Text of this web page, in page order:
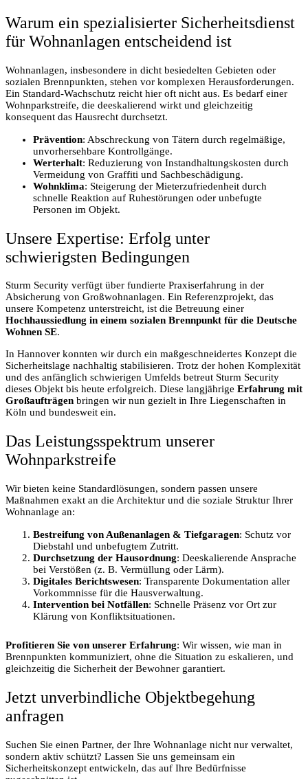
Warum ein spezialisierter Sicherheitsdienst
für Wohnanlagen entscheidend ist
Wohnanlagen, insbesondere in dicht besiedelten Gebieten oder
sozialen Brennpunkten, stehen vor komplexen Herausforderungen.
Ein Standard-Wachschutz reicht hier oft nicht aus. Es bedarf einer
Wohnparkstreife, die deeskalierend wirkt und gleichzeitig
konsequent das Hausrecht durchsetzt.
Prävention: Abschreckung von Tätern durch regelmäßige,
unvorhersehbare Kontrollgänge.
Werterhalt: Reduzierung von Instandhaltungskosten durch
Vermeidung von Graffiti und Sachbeschädigung.
Wohnklima: Steigerung der Mieterzufriedenheit durch
schnelle Reaktion auf Ruhestörungen oder unbefugte
Personen im Objekt.
Unsere Expertise: Erfolg unter
schwierigsten Bedingungen
Sturm Security verfügt über fundierte Praxiserfahrung in der
Absicherung von Großwohnanlagen. Ein Referenzprojekt, das
unsere Kompetenz unterstreicht, ist die Betreuung einer
Hochhaussiedlung in einem sozialen Brennpunkt für die Deutsche
Wohnen SE.
In Hannover konnten wir durch ein maßgeschneidertes Konzept die
Sicherheitslage nachhaltig stabilisieren. Trotz der hohen Komplexität
und des anfänglich schwierigen Umfelds betreut Sturm Security
dieses Objekt bis heute erfolgreich. Diese langjährige Erfahrung mit
Großaufträgen bringen wir nun gezielt in Ihre Liegenschaften in
Köln und bundesweit ein.
Das Leistungsspektrum unserer
Wohnparkstreife
Wir bieten keine Standardlösungen, sondern passen unsere
Maßnahmen exakt an die Architektur und die soziale Struktur Ihrer
Wohnanlage an:
Bestreifung von Außenanlagen & Tiefgaragen: Schutz vor
Diebstahl und unbefugtem Zutritt.
Durchsetzung der Hausordnung: Deeskalierende Ansprache
bei Verstößen (z. B. Vermüllung oder Lärm).
Digitales Berichtswesen: Transparente Dokumentation aller
Vorkommnisse für die Hausverwaltung.
Intervention bei Notfällen: Schnelle Präsenz vor Ort zur
Klärung von Konfliktsituationen.
Profitieren Sie von unserer Erfahrung: Wir wissen, wie man in
Brennpunkten kommuniziert, ohne die Situation zu eskalieren, und
gleichzeitig die Sicherheit der Bewohner garantiert.
Jetzt unverbindliche Objektbegehung
anfragen
Suchen Sie einen Partner, der Ihre Wohnanlage nicht nur verwaltet,
sondern aktiv schützt? Lassen Sie uns gemeinsam ein
Sicherheitskonzept entwickeln, das auf Ihre Bedürfnisse